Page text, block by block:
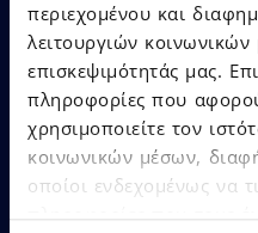
περιεχομένου και
λειτουργιών
επισκεψιμότητάς μας.
πληροφορίες που
χρησιμοποιείτε τον
κοινωνικών μέσων,
οποίοι ενδεχομένως να
21.07.2026
Ο Όμιλος
αναδείχθηκε
of the Year»,